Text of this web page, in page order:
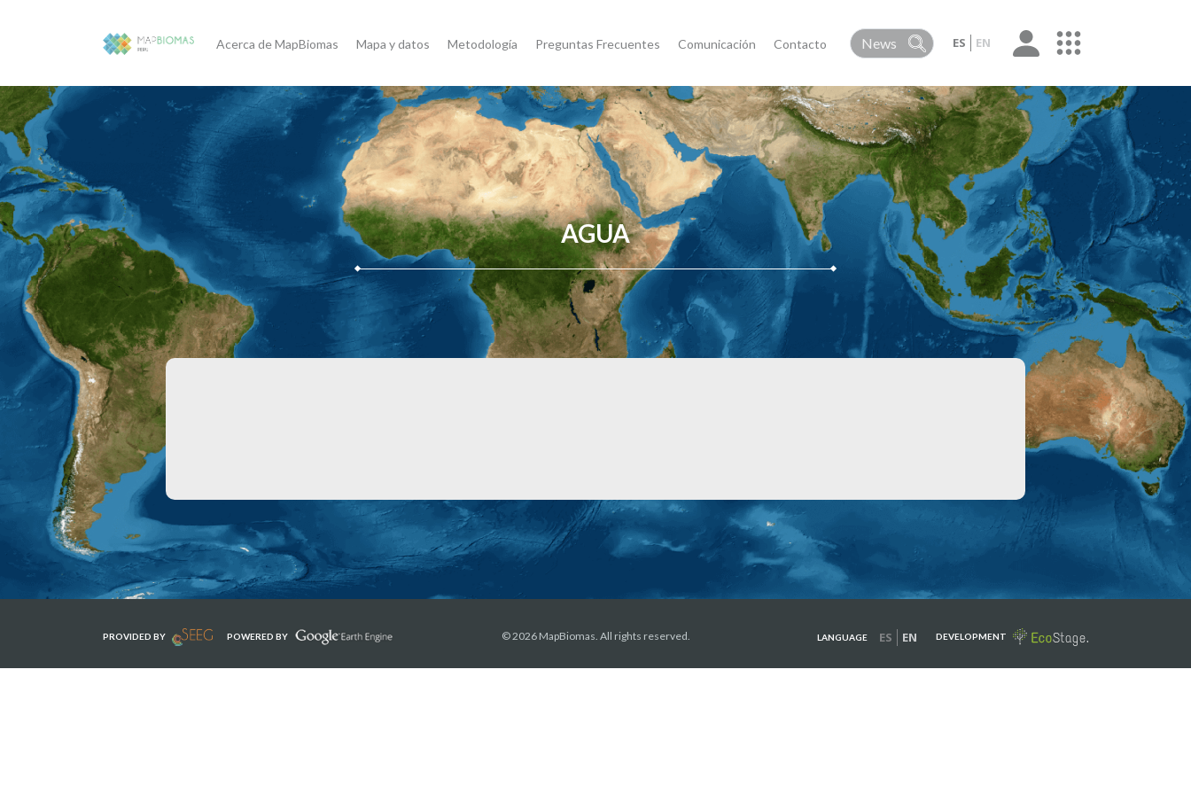
Acerca de MapBiomas Mapa y datos Metodología Preguntas Frecuentes Comunicación Contacto ES EN
AGUA
PROVIDED BY POWERED BY © 2026 MapBiomas. All rights reserved. LANGUAGE ES EN DEVELOPMENT